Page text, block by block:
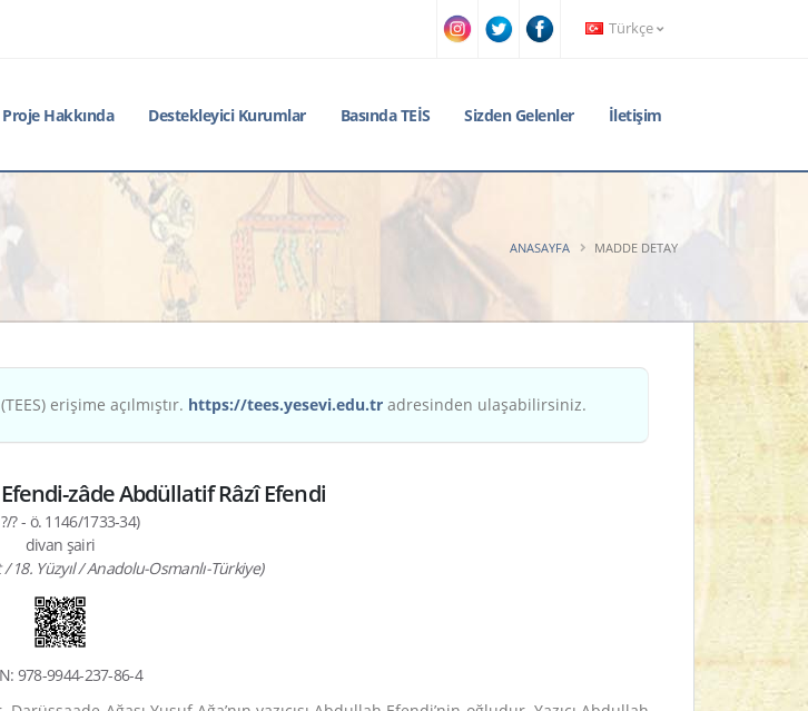
Türkçe
Proje Hakkında Destekleyici Kurumlar Basında TEİS Sizden Gelenler İletişim
ANASAYFA MADDE DETAY
erişime açılmıştır. https://tees.yesevi.edu.tr adresinden ulaşabilirsiniz.
Efendi-zâde Abdüllatif Râzî Efendi
? - ö. 1146/1733-34)
divan şairi
/ 18. Yüzyıl / Anadolu-Osmanlı-Türkiye)
978-9944-237-86-4